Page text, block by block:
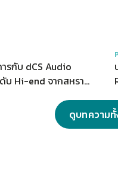
รกับ dCS Audio
บ Hi-end จากสหราช
ดูบทความ